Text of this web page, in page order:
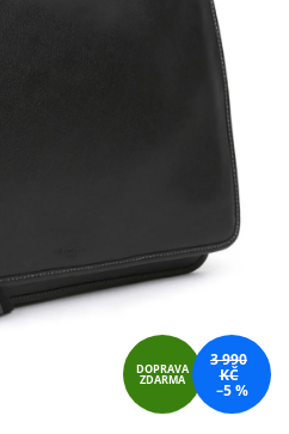
DOPRAVA
ZDARMA
3 990
KČ
–5 %